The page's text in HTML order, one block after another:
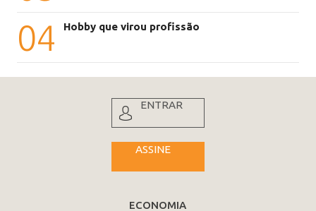
04 Hobby que virou profissão
ENTRAR
ASSINE
ECONOMIA